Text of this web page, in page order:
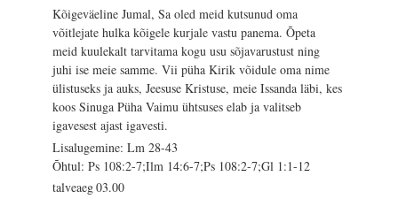
Kõigeväeline Jumal, Sa oled meid kutsunud oma
võitlejate hulka kõigele kurjale vastu panema. Õpeta
meid kuulekalt tarvitama kogu usu sõjavarustust ning
juhi ise meie samme. Vii püha Kirik võidule oma nime
ülistuseks ja auks, Jeesuse Kristuse, meie Issanda läbi, kes
koos Sinuga Püha Vaimu ühtsuses elab ja valitseb
igavesest ajast igavesti.
Lisalugemine: Lm 28-43
Õhtul: Ps 108:2-7;Ilm 14:6-7;Ps 108:2-7;Gl 1:1-12
talveaeg03.00